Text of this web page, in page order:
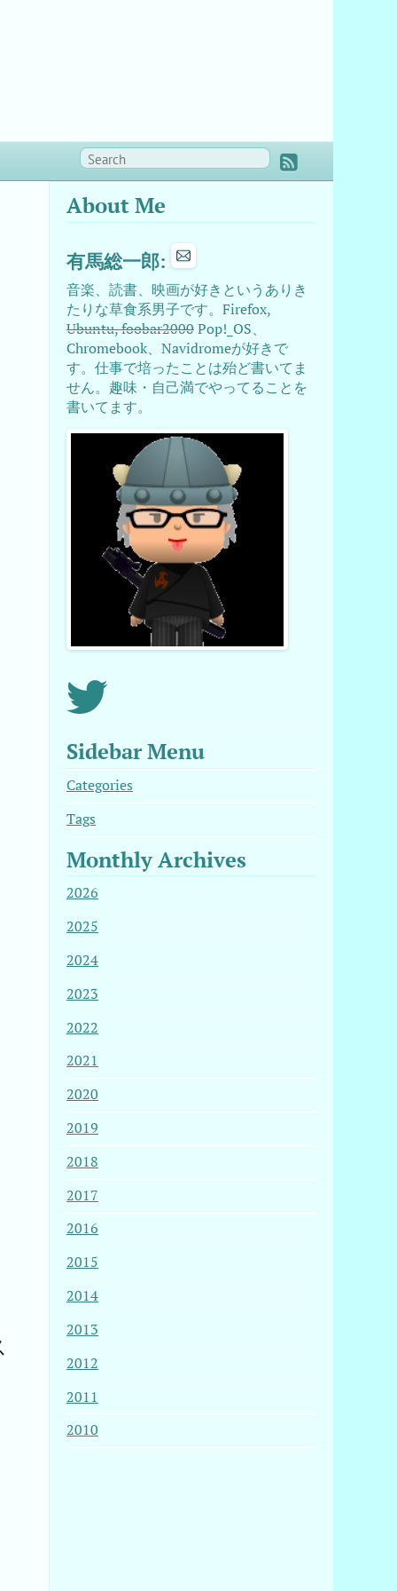
About Me
有馬総一郎:
音楽、読書、映画が好きというありき
たりな草食系男子です。Firefox,
Ubuntu, foobar2000Pop!_OS、
Chromebook、Navidromeが好きで
す。仕事で培ったことは殆ど書いてま
せん。趣味・自己満でやってることを
書いてます。
Sidebar Menu
Categories
Tags
Monthly Archives
2026
2025
2024
2023
2022
2021
2020
2019
2018
2017
2016
2015
2014
2013
2012
2011
2010